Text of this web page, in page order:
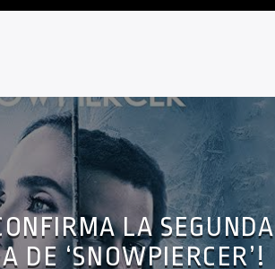
LA SEGUNDA
DE ‘SNOWPIERCER’!